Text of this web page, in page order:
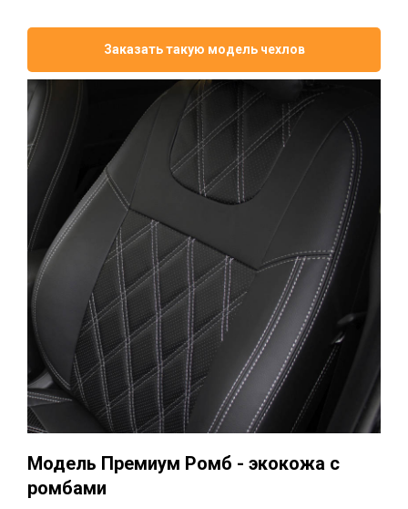
Заказать такую модель чехлов
Модель Премиум Ромб - экокожа с
ромбами